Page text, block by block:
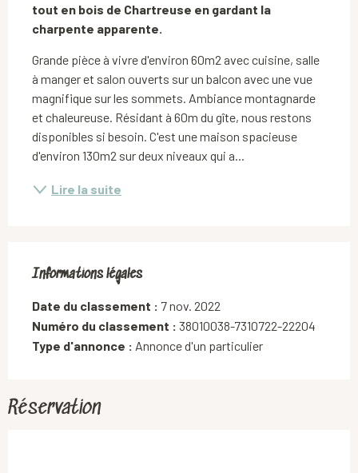
tout en bois de Chartreuse en gardant la
charpente apparente.
Grande pièce à vivre d'environ 60m2 avec cuisine, salle
à manger et salon ouverts sur un balcon avec une vue
magnifique sur les sommets. Ambiance montagnarde
et chaleureuse. Résidant à 60m du gîte, nous restons
disponibles si besoin. C'est une maison spacieuse
d'environ 130m2 sur deux niveaux qui a...
Lire la suite
Informations légales
Informations légales
Date du classement : 7 nov. 2022
Numéro du classement : 38010038-7310722-22204
Type d'annonce : Annonce d'un particulier
Réservation